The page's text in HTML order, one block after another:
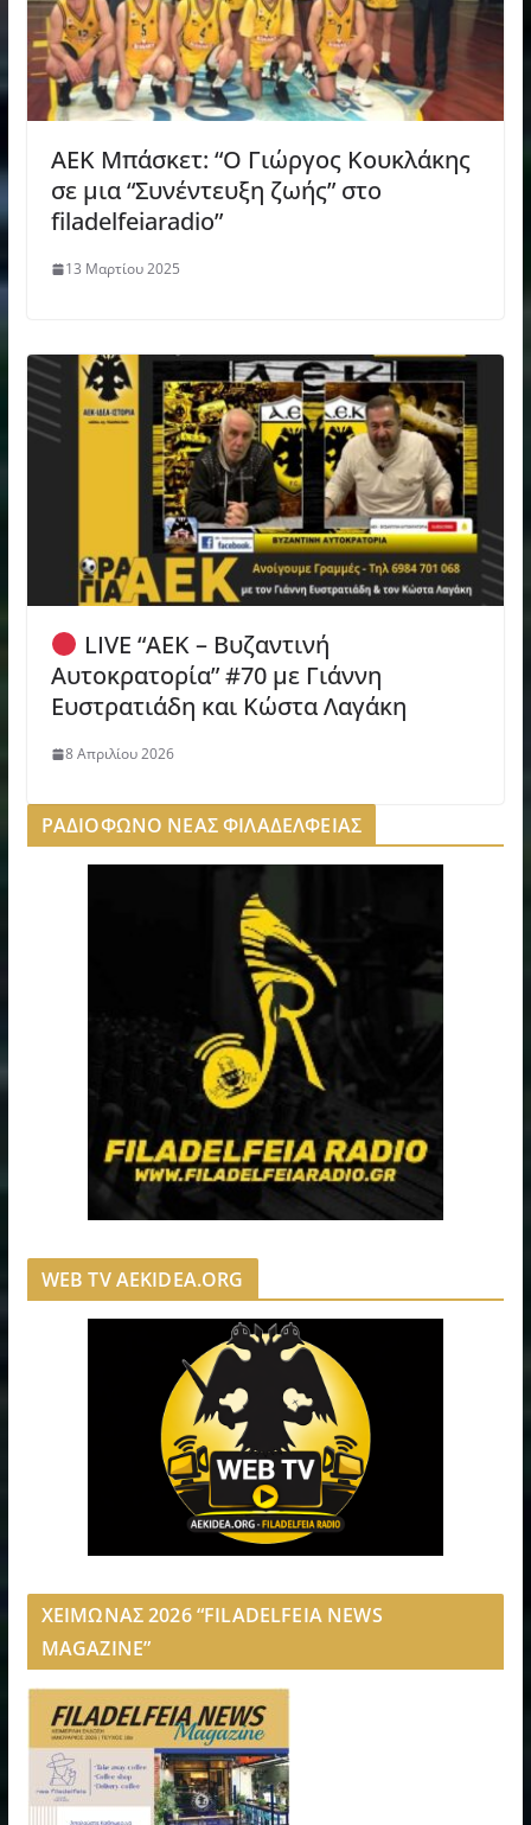
AEK Μπάσκετ: “Ο Γιώργος Κουκλάκης
σε μια “Συνέντευξη ζωής” στο
filadelfeiaradio”
13 Μαρτίου 2025
LIVE “ΑΕΚ – Βυζαντινή
Αυτοκρατορία” #70 με Γιάννη
Ευστρατιάδη και Κώστα Λαγάκη
8 Απριλίου 2026
ΡΑΔΙΟΦΩΝΟ ΝΕΑΣ ΦΙΛΑΔΕΛΦΕΙΑΣ
WEB TV AEKIDEA.ORG
ΧΕΙΜΩΝΑΣ 2026 “FILADELFEIA NEWS
MAGAZINE”